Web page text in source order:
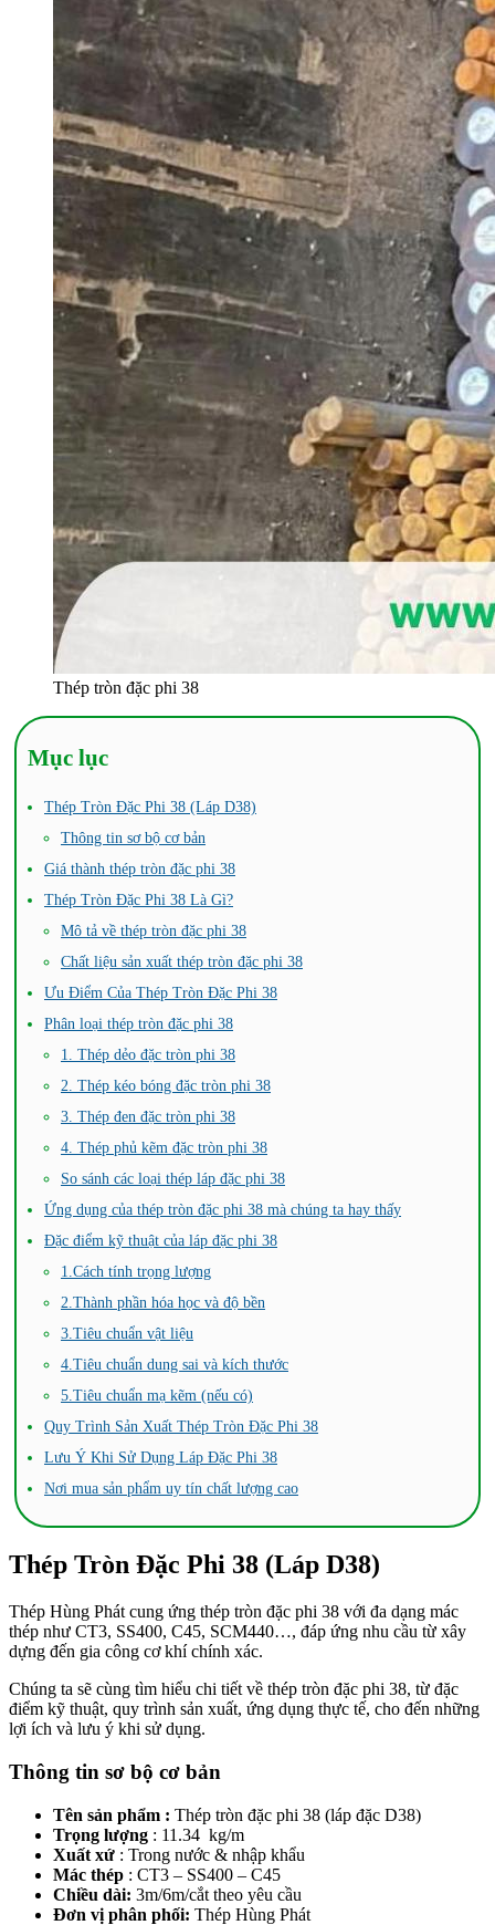
Thép tròn đặc phi 38
Mục lục
Thép Tròn Đặc Phi 38 (Láp D38)
Thông tin sơ bộ cơ bản
Giá thành thép tròn đặc phi 38
Thép Tròn Đặc Phi 38 Là Gì?
Mô tả về thép tròn đặc phi 38
Chất liệu sản xuất thép tròn đặc phi 38
Ưu Điểm Của Thép Tròn Đặc Phi 38
Phân loại thép tròn đặc phi 38
1. Thép dẻo đặc tròn phi 38
2. Thép kéo bóng đặc tròn phi 38
3. Thép đen đặc tròn phi 38
4. Thép phủ kẽm đặc tròn phi 38
So sánh các loại thép láp đặc phi 38
Ứng dụng của thép tròn đặc phi 38 mà chúng ta hay thấy
Đặc điểm kỹ thuật của láp đặc phi 38
1.Cách tính trọng lượng
2.Thành phần hóa học và độ bền
3.Tiêu chuẩn vật liệu
4.Tiêu chuẩn dung sai và kích thước
5.Tiêu chuẩn mạ kẽm (nếu có)
Quy Trình Sản Xuất Thép Tròn Đặc Phi 38
Lưu Ý Khi Sử Dụng Láp Đặc Phi 38
Nơi mua sản phẩm uy tín chất lượng cao
Thép Tròn Đặc Phi 38 (Láp D38)
Thép Hùng Phát cung ứng thép tròn đặc phi 38 với đa dạng mác
thép như CT3, SS400, C45, SCM440…, đáp ứng nhu cầu từ xây
dựng đến gia công cơ khí chính xác.
Chúng ta sẽ cùng tìm hiểu chi tiết về thép tròn đặc phi 38, từ đặc
điểm kỹ thuật, quy trình sản xuất, ứng dụng thực tế, cho đến những
lợi ích và lưu ý khi sử dụng.
Thông tin sơ bộ cơ bản
Tên sản phẩm : Thép tròn đặc phi 38 (láp đặc D38)
Trọng lượng : 11.34 kg/m
Xuất xứ : Trong nước & nhập khẩu
Mác thép : CT3 – SS400 – C45
Chiều dài: 3m/6m/cắt theo yêu cầu
Đơn vị phân phối: Thép Hùng Phát